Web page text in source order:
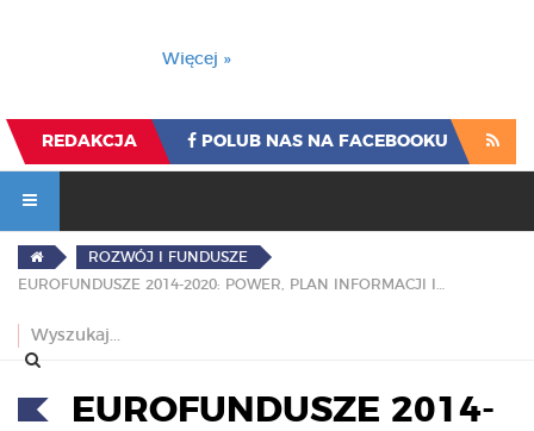
Więcej »
REDAKCJA POLUB NAS NA FACEBOOKU
ROZWÓJ I FUNDUSZE
EUROFUNDUSZE 2014-